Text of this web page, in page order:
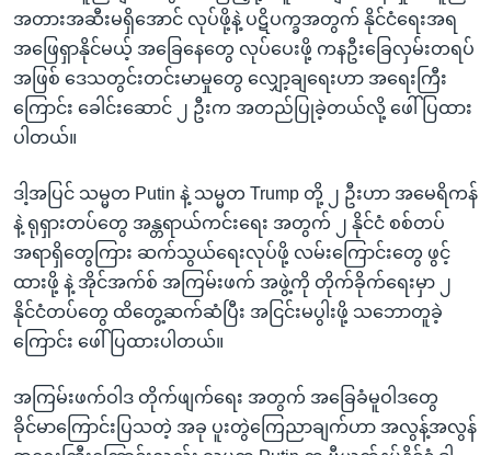
အတားအဆီးမရှိအောင် လုပ်ဖို့နဲ့ ပဋိပက္ခအတွက် နိုင်ငံရေးအရ
အဖြေရှာနိုင်မယ့် အခြေနေတွေ လုပ်ပေးဖို့ ကနဦးခြေလှမ်းတရပ်
အဖြစ် ဒေသတွင်းတင်းမာမှုတွေ လျှော့ချရေးဟာ အရေးကြီး
ကြောင်း ခေါင်းဆောင် ၂ ဦးက အတည်ပြုခဲ့တယ်လို့ ဖေါ်ပြထား
ပါတယ်။
ဒါ့အပြင် သမ္မတ Putin နဲ့ သမ္မတ Trump တို့ ၂ ဦးဟာ အမေရိကန်
နဲ့ ရုရှားတပ်တွေ အန္တရာယ်ကင်းရေး အတွက် ၂ နိုင်ငံ စစ်တပ်
အရာရှိတွေကြား ဆက်သွယ်ရေးလုပ်ဖို့ လမ်းကြောင်းတွေ ဖွင့်
ထားဖို့ နဲ့ အိုင်အက်စ် အကြမ်းဖက် အဖွဲ့ကို တိုက်ခိုက်ရေးမှာ ၂
နိုင်ငံတပ်တွေ ထိတွေ့ဆက်ဆံပြီး အငြင်းမပွါးဖို့ သဘောတူခဲ့
ကြောင်း ဖေါ်ပြထားပါတယ်။
အကြမ်းဖက်ဝါဒ တိုက်ဖျက်ရေး အတွက် အခြေခံမူဝါဒတွေ
ခိုင်မာကြောင်းပြသတဲ့ အခု ပူးတွဲကြေညာချက်ဟာ အလွန့်အလွန်